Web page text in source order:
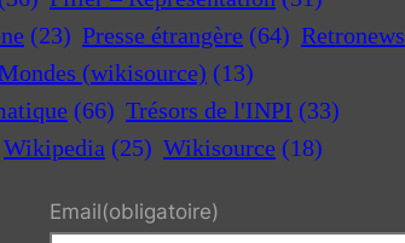
(23) Presse étrangère (64) Retronews
(wikisource) (13)
(66) Trésors de l'INPI (33)
Wikipedia (25) Wikisource (18)
Email(obligatoire)